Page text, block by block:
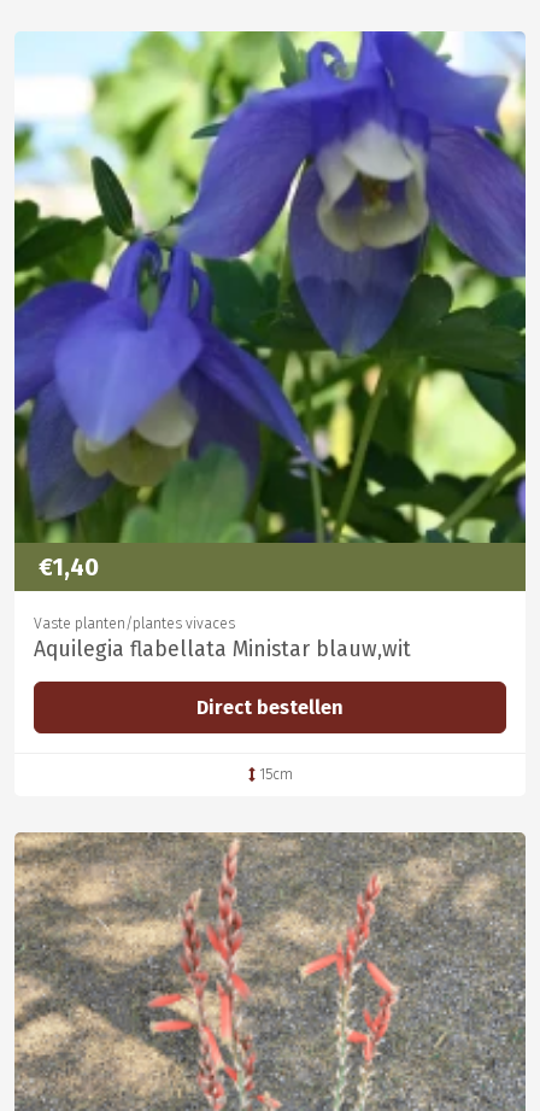
€1,40
Vaste planten/plantes vivaces
Aquilegia flabellata Ministar blauw,wit
Direct bestellen
15cm